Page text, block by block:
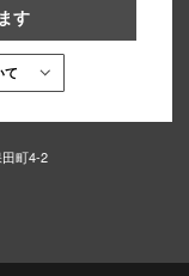
す
て
町4-2